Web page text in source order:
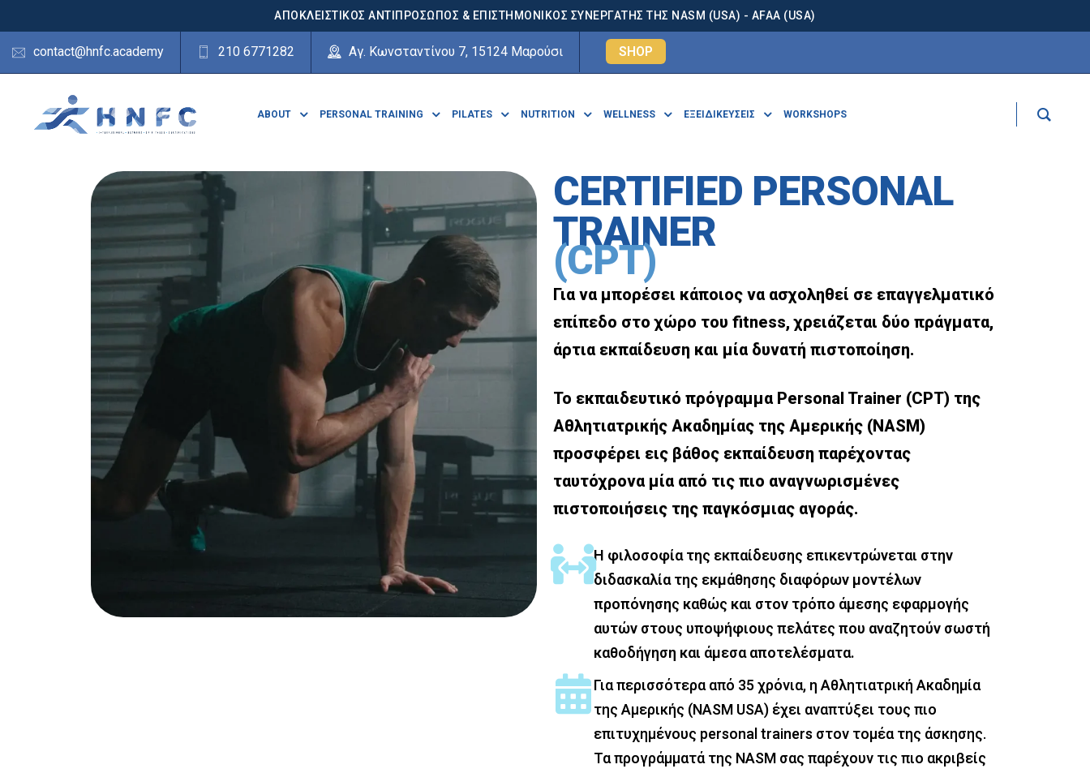
ΑΠΟΚΛΕΙΣΤΙΚΟΣ ΑΝΤΙΠΡΟΣΩΠΟΣ & ΕΠΙΣΤΗΜΟΝΙΚΟΣ ΣΥΝΕΡΓΑΤΗΣ ΤΗΣ NASM (USA) - AFAA (USA)
contact@hnfc.academy 210 6771282 Αγ. Κωνσταντίνου 7, 15124 Μαρούσι SHOP
ABOUT PERSONAL TRAINING PILATES NUTRITION WELLNESS ΕΞΕΙΔΙΚΕΥΣΕΙΣ WORKSHOPS
CERTIFIED PERSONAL
TRAINER
(CPT)
Για να μπορέσει κάποιος να ασχοληθεί σε επαγγελματικό
επίπεδο στο χώρο του fitness, χρειάζεται δύο πράγματα,
άρτια εκπαίδευση και μία δυνατή πιστοποίηση.
Το εκπαιδευτικό πρόγραμμα Personal Trainer (CPT) της
Αθλητιατρικής Ακαδημίας της Αμερικής (NASM)
προσφέρει εις βάθος εκπαίδευση παρέχοντας
ταυτόχρονα μία από τις πιο αναγνωρισμένες
πιστοποιήσεις της παγκόσμιας αγοράς.
Η φιλοσοφία της εκπαίδευσης επικεντρώνεται στην
διδασκαλία της εκμάθησης διαφόρων μοντέλων
προπόνησης καθώς και στον τρόπο άμεσης εφαρμογής
αυτών στους υποψήφιους πελάτες που αναζητούν σωστή
καθοδήγηση και άμεσα αποτελέσματα.
Για περισσότερα από 35 χρόνια, η Αθλητιατρική Ακαδημία
της Αμερικής (NASM USA) έχει αναπτύξει τους πιο
επιτυχημένους personal trainers στον τομέα της άσκησης.
Τα προγράμματά της NASM σας παρέχουν τις πιο ακριβείς